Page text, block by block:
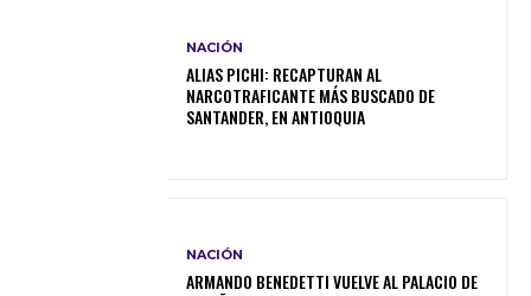
NACIÓN
ALIAS PICHI: RECAPTURAN AL
NARCOTRAFICANTE MÁS BUSCADO DE
SANTANDER, EN ANTIOQUIA
NACIÓN
ARMANDO BENEDETTI VUELVE AL PALACIO DE